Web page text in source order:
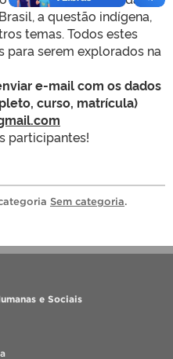
a questão indígena,
temas. Todos estes
serem explorados na
e-mail com os dados
curso, matrícula)
participantes!
Sem categoria.
e Sociais